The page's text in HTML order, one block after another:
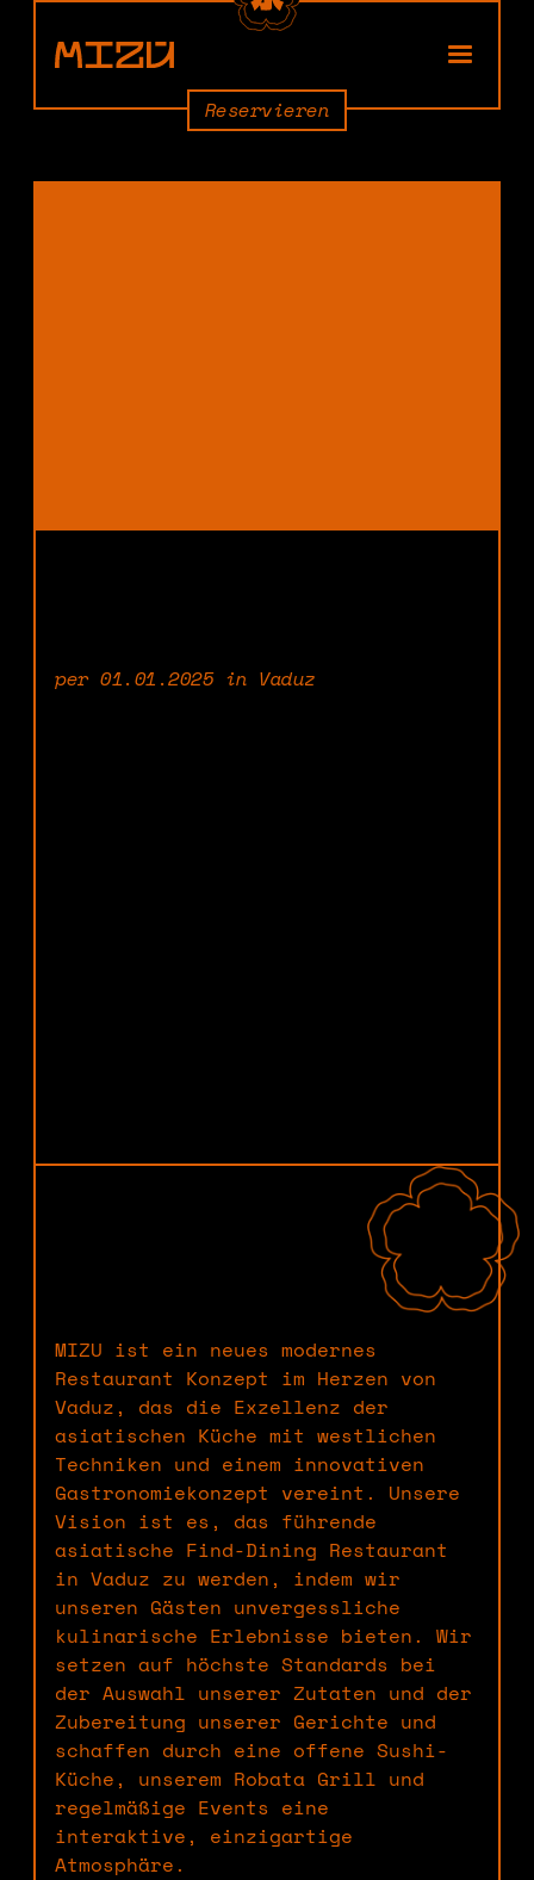
Reservieren
per 01.01.2025 in Vaduz
MIZU ist ein neues modernes
Restaurant Konzept im Herzen von
Vaduz, das die Exzellenz der
asiatischen Küche mit westlichen
Techniken und einem innovativen
Gastronomiekonzept vereint. Unsere
Vision ist es, das führende
asiatische Find-Dining Restaurant
in Vaduz zu werden, indem wir
unseren Gästen unvergessliche
kulinarische Erlebnisse bieten. Wir
setzen auf höchste Standards bei
der Auswahl unserer Zutaten und der
Zubereitung unserer Gerichte und
schaffen durch eine offene Sushi-
Küche, unserem Robata Grill und
regelmäßige Events eine
interaktive, einzigartige
Atmosphäre.